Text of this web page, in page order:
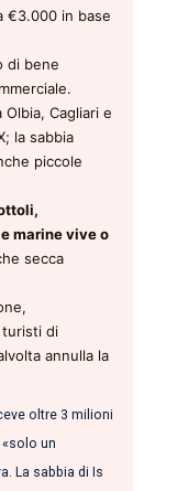
€3.000 in base
di bene
Olbia, Cagliari e
la sabbia
piccole
marine vive o
secca
di
annulla la
oltre 3 milioni
un
La sabbia di Is